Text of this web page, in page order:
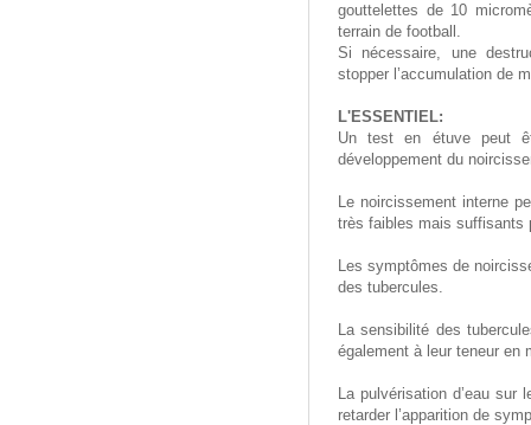
gouttelettes de 10
terrain de football.
Si nécessaire, une
stopper l’accumulation de
L'ESSENTIEL:
Un test en étuve peut
développement du
Le noircissement interne
très faibles mais suffisants
Les symptômes de
des tubercules.
La sensibilité des
également à leur teneur en
La pulvérisation d’eau sur
retarder l’apparition de